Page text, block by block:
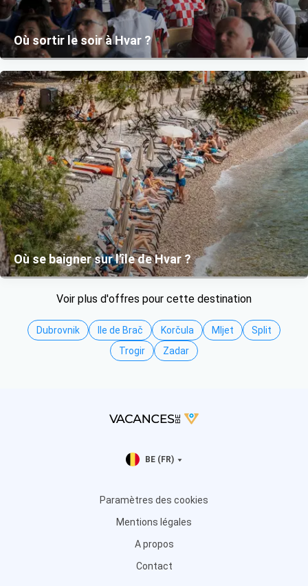
Où sortir le soir à Hvar ?
Où se baigner sur l'île de Hvar ?
Voir plus d'offres pour cette destination
Dubrovnik Ile de Brač Korčula Mljet
Split
Trogir
Zadar
BE (FR)
Paramètres des cookies
Mentions légales
A propos
Contact